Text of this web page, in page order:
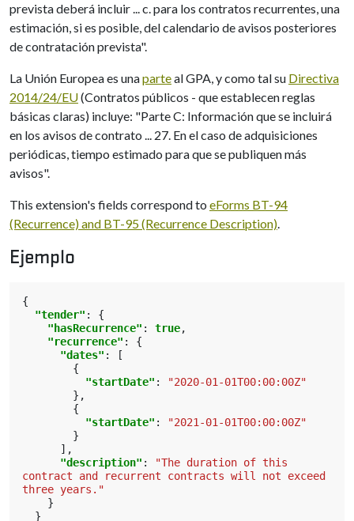
prevista deberá incluir ... c. para los contratos recurrentes, una
estimación, si es posible, del calendario de avisos posteriores
de contratación prevista".
La Unión Europea es unaparteal GPA, y como tal su Directiva
2014/24/EU(Contratos públicos - que establecen reglas
básicas claras) incluye: "Parte C: Información que se incluirá
en los avisos de contrato ... 27. En el caso de adquisiciones
periódicas, tiempo estimado para que se publiquen más
avisos".
This extension's fields correspond to eForms BT-94
(Recurrence) and BT-95 (Recurrence Description).
Ejemplo
{
"tender" :
{
"hasRecurrence" : true,
"recurrence" :
{
"dates" :
[
{
"startDate" :
"2020-01-01T00:00:00Z"
},
{
"startDate" :
"2021-01-01T00:00:00Z"
}
],
"description" :
"The duration of this
contract and recurrent contracts will not exceed
three years."
}
}